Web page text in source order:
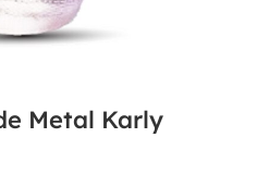
Metal Karly